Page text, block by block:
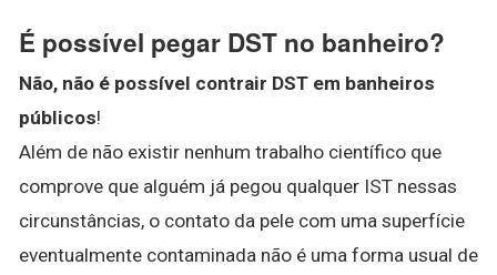
É possível pegar DST no banheiro?
Não, não é possível contrair DST em banheiros
públicos!
Além de não existir nenhum trabalho científico que
comprove que alguém já pegou qualquer IST nessas
circunstâncias, o contato da pele com uma superfície
eventualmente contaminada não é uma forma usual de